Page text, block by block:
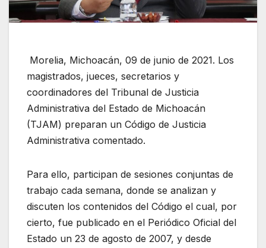
Morelia, Michoacán, 09 de junio de 2021. Los
magistrados, jueces, secretarios y
coordinadores del Tribunal de Justicia
Administrativa del Estado de Michoacán
(TJAM) preparan un Código de Justicia
Administrativa comentado.
Para ello, participan de sesiones conjuntas de
trabajo cada semana, donde se analizan y
discuten los contenidos del Código el cual, por
cierto, fue publicado en el Periódico Oficial del
Estado un 23 de agosto de 2007, y desde